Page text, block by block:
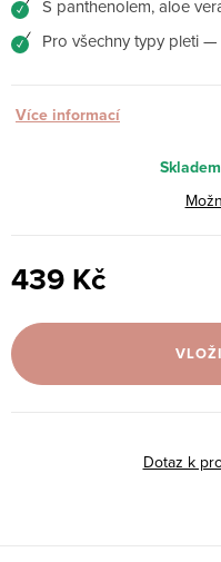
✓ S panthenolem, aloe
✓ Pro všechny typy pleti
Více informací
Skladem
439 Kč
cena:
Dotaz k